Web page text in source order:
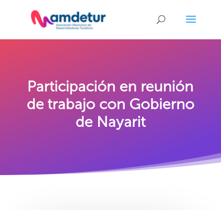
Participación en reunión
de trabajo con Gobierno
de Nayarit